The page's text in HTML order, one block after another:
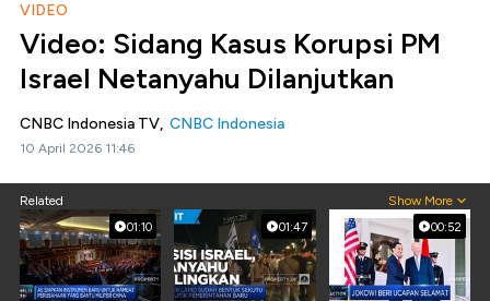
VIDEO
Video: Sidang Kasus Korupsi PM
Israel Netanyahu Dilanjutkan
CNBC Indonesia TV, CNBC Indonesia
10 April 2026 11:46
Related Show More
01:10 01:47 00:52